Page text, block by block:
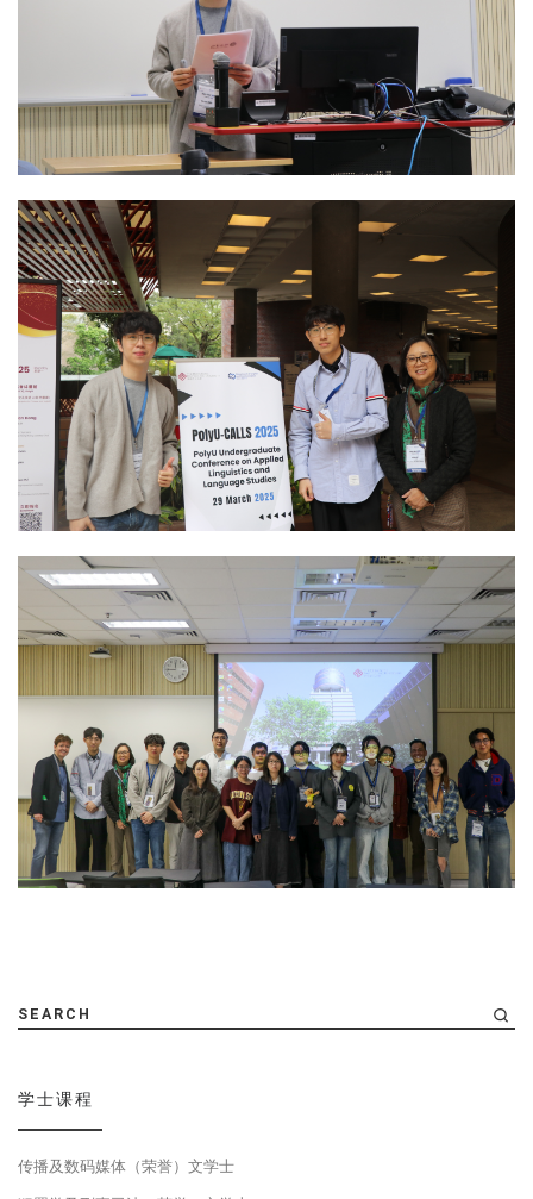
SEARCH
学士课程
传播及数码媒体（荣誉）文学士